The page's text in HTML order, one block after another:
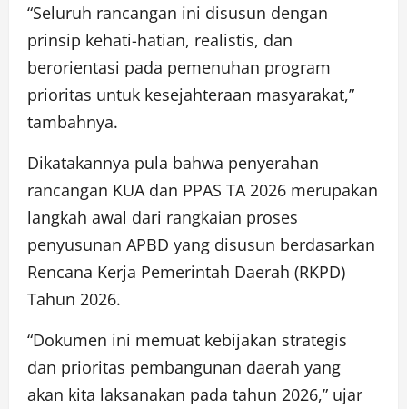
“Seluruh rancangan ini disusun dengan
prinsip kehati-hatian, realistis, dan
berorientasi pada pemenuhan program
prioritas untuk kesejahteraan masyarakat,”
tambahnya.
Dikatakannya pula bahwa penyerahan
rancangan KUA dan PPAS TA 2026 merupakan
langkah awal dari rangkaian proses
penyusunan APBD yang disusun berdasarkan
Rencana Kerja Pemerintah Daerah (RKPD)
Tahun 2026.
“Dokumen ini memuat kebijakan strategis
dan prioritas pembangunan daerah yang
akan kita laksanakan pada tahun 2026,” ujar